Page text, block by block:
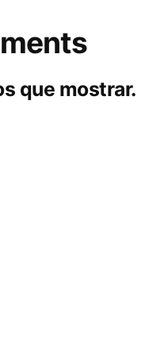
que mostrar.